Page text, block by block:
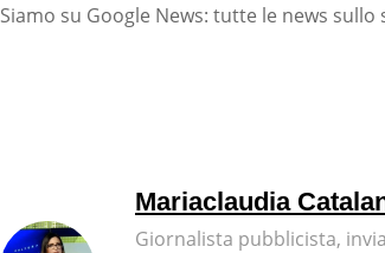
Siamo su Google News: tutte le news sullo
Mariaclaudia
Giornalista pubblicista,